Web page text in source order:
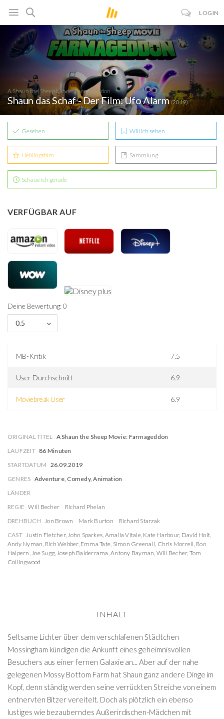
LOGIN
A Shaun the Sheep Movie: Farmageddon
Shaun das Schaf - Der Film: Ufo Alarm(2019)
Gesehen Will ich sehen
Lieblingsfilm Sammlung
Schaue ich gerade
VERFÜGBAR AUF
Deine Bewertung: 0
0.5
MB-Kritik 7.5
User Durchschnitt 6.9
Moviebreak User 6.9
ORIGINAL TITEL
A Shaun the Sheep Movie: Farmageddon
LAUFZEIT 86 Minuten
STARTDATUM 26.09.2019
GENRES Adventure, Comedy, Animation
LÄNDER
REGIE Will Becher
Richard Phelan
DREHBUCH
Jon Brown Mark Burton
Richard Starzak
CAST
Justin Fletcher, John Sparkes Amalia Vitale, Kate Harbour, David Holt
Andy Nyman Rich Webber, Emma Tate Simon Greenall Chris Morrell Ron
Halpern Joe Sugg Joseph Balderrama ,Antony Bayman Will Becher, Tom
Collingwood
INHALT
Seltsame Lichter über dem verschlafenen Städtchen
Mossingham kündigen die Ankunft eines geheimnisvollen
Besuchers aus einer fernen Galaxie an... Aber auf der nahe
gelegenen Mossy Bottom Farm hat Shaun ganz andere Dinge im
Kopf, denn ständig werden seine verrückten Streiche von einem
entnervten Bitzer vereitelt. Doch als plötzlich ein ebenso
lustiges wie bezauberndes Außerirdischen-Mädchen mit